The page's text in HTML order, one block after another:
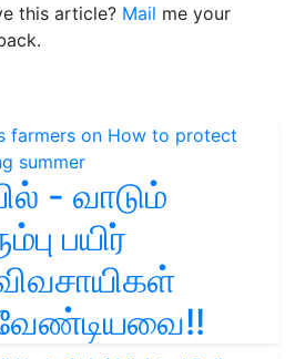
this article? Mail me your
- வாடும்
பயிர்
வேண்டியவை!!